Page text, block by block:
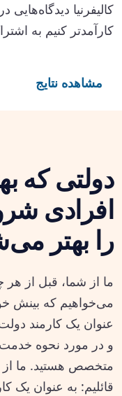
کالیفرنیا
کارآمدتر کنیم به
مشاهده نتایج
دولتی که
افرادی
را بهتر
ما از شما، قبل از هر
می‌خواهیم که بینش
عنوان یک کارمند
و در مورد نحوه
متخصص هستید. ما از
قائلیم: به عنوان یک